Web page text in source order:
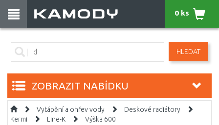
HLEDAT
0 ks
ZOBRAZIT NABÍDKU
Vytápění a ohřev vody
Deskové radiátory
Kermi
Line-K Výška 600